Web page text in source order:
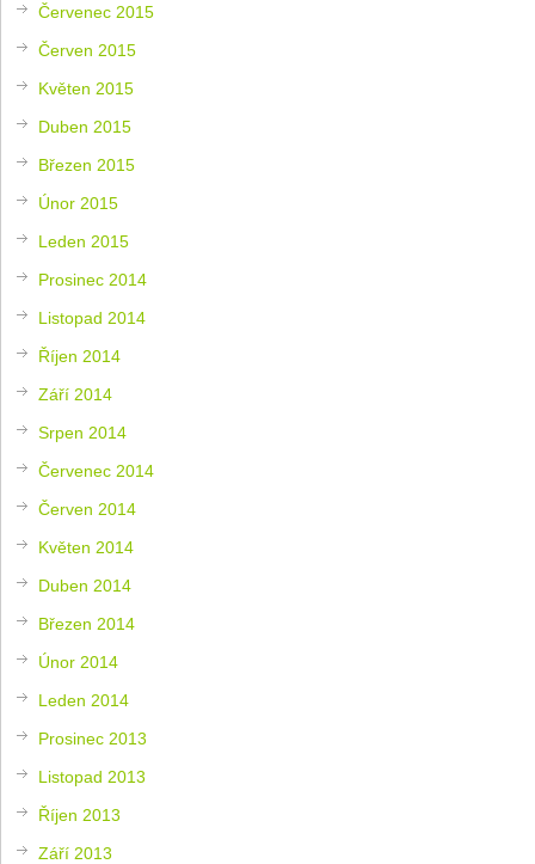
Červenec 2015
Červen 2015
Květen 2015
Duben 2015
Březen 2015
Únor 2015
Leden 2015
Prosinec 2014
Listopad 2014
Říjen 2014
Září 2014
Srpen 2014
Červenec 2014
Červen 2014
Květen 2014
Duben 2014
Březen 2014
Únor 2014
Leden 2014
Prosinec 2013
Listopad 2013
Říjen 2013
Září 2013